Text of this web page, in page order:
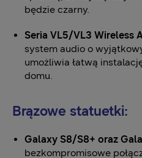
będzie czarny.
Seria VL5/VL3 Wireless
system audio o
umożliwia łatwą
domu.
Brązowe statuetki:
Galaxy S8/S8+ oraz
bezkompromisowe